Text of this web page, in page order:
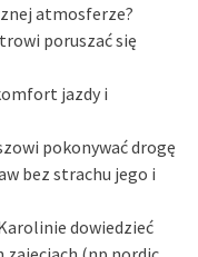
atmosferze?
poruszać się
jazdy i
pokonywać drogę
bez strachu jego i
dowiedzieć